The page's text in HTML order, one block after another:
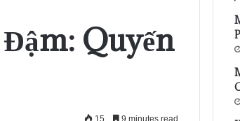
Quyến
15 9 minutes read